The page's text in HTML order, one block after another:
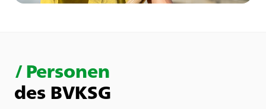
/Personen
des BVKSG